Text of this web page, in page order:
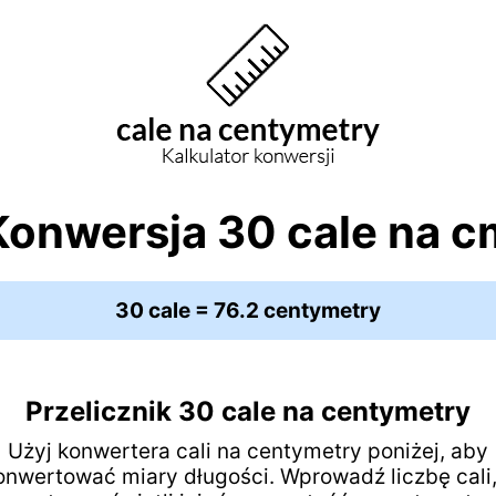
30 cale na
30 cale = 76.2 centymetry
Przelicznik 30 cale na centymetry
Użyj konwertera cali na centymetry poniżej, aby
miary długości. Wprowadź liczbę